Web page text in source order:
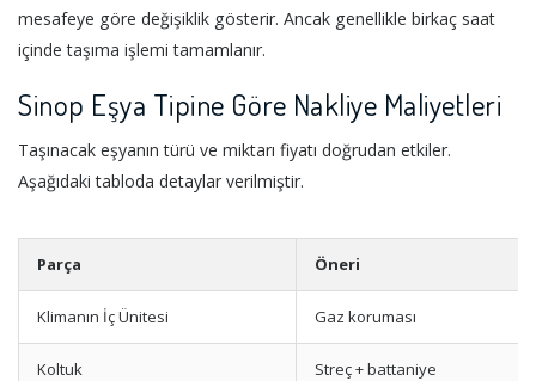
mesafeye göre değişiklik gösterir. Ancak genellikle birkaç saat
içinde taşıma işlemi tamamlanır.
Sinop Eşya Tipine Göre Nakliye Maliyetleri
Taşınacak eşyanın türü ve miktarı fiyatı doğrudan etkiler.
Aşağıdaki tabloda detaylar verilmiştir.
Parça Öneri
Klimanın İç Ünitesi Gaz koruması
Koltuk Streç + battaniye